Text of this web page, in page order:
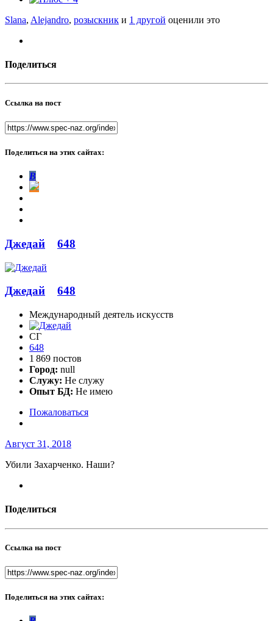
Slana, Alejandro, розыскник и 1 другой оценили это
Поделиться
Ссылка на пост
Поделиться на этих сайтах:
В
Джедай 648
Джедай 648
Международный деятель искусств
СГ
648
1 869 постов
Город: null
Служу: Не служу
Опыт БД: Не имею
Пожаловаться
Август 31, 2018
Убили Захарченко. Наши?
Поделиться
Ссылка на пост
Поделиться на этих сайтах: